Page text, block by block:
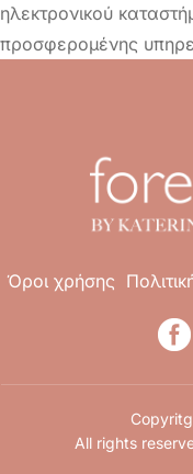
ηλεκτρονικού
προσφερομένης
Όροι χρήσης
All rights